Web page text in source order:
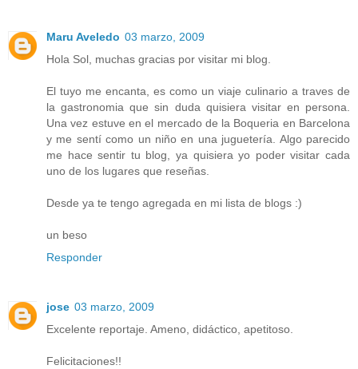
Maru Aveledo 03 marzo, 2009
Hola Sol, muchas gracias por visitar mi blog.
El tuyo me encanta, es como un viaje culinario a traves de
la gastronomia que sin duda quisiera visitar en persona.
Una vez estuve en el mercado de la Boqueria en Barcelona
y me sentí como un niño en una juguetería. Algo parecido
me hace sentir tu blog, ya quisiera yo poder visitar cada
uno de los lugares que reseñas.
Desde ya te tengo agregada en mi lista de blogs :)
un beso
Responder
jose 03 marzo, 2009
Excelente reportaje. Ameno, didáctico, apetitoso.
Felicitaciones!!